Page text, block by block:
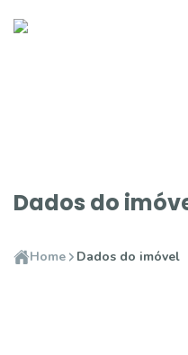
Dados do
Home Dados do imóvel